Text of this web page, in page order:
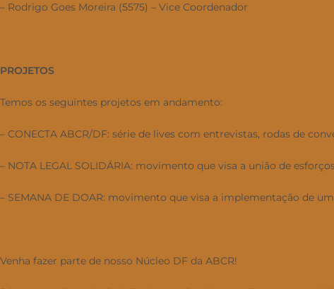
– Rodrigo Goes Moreira (5575) – Vice Coordenador
PROJETOS
Temos os seguintes projetos em andamento:
– CONECTA ABCR/DF: série de lives com entrevistas, rodas de
– NOTA LEGAL SOLIDÁRIA: movimento que visa a união de
– SEMANA DE DOAR: movimento que visa a implementação de
Venha fazer parte de nosso Núcleo DF da ABCR!